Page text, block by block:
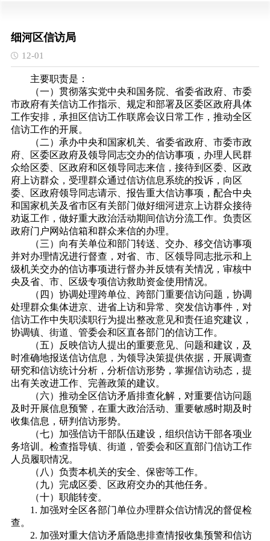
细河区信访局
12-01
主要职责是：
（一）贯彻落实党中央和国务院、省委省政府、市委
市政府有关信访工作指示、规定和部署及区委区政府具体
工作安排，承担区信访工作联席会议日常工作，推动全区
信访工作的开展。
（二）承办中央和国家机关、省委省政府、市委市政
府、区委区政府及领导同志交办的信访事项，办理人民群
众给区委、区政府和区领导同志来信，接待到区委、区政
府上访群众，受理群众通过信访信息系统的投诉，向区
委、区政府领导同志请示、报告重大信访事项，配合中央
和国家机关及省市区有关部门做好细河进京上访群众接待
劝返工作，做好重大政治活动期间信访分流工作。负责区
政府门户网站信箱和群众来信的办理。
（三）向有关单位和部门转送、交办、移交信访事项
并对办理情况进行督查，对省、市、区领导同志批示和上
级机关交办的信访事项进行督办并反馈有关情况，审核中
央及省、市、区级专项信访救助资金使用情况。
（四）协调处理跨单位、跨部门重要信访问题，协调
处理群众集体进京、进省上访和异常、突发信访事件，对
信访工作中失职渎职行为提出整改意见和责任追究建议，
协调镇、街道、管委会和区直各部门的信访工作。
（五）反映信访人提出的重要意见、问题和建议，及
时准确地报送信访信息，为领导决策提供依据，开展调查
研究和信访统计分析，分析信访形势，掌握信访动态，提
出有关改进工作、完善政策的建议。
（六）推动全区信访矛盾排查化解，对重要信访问题
及时开展信息预警，在重大政治活动、重要敏感时期及时
收集信息，研判信访形势。
（七）加强信访干部队伍建设，组织信访干部各项业
务培训。检查指导镇、街道，管委会和区直部门信访工作
人员履职情况。
（八）负责本机关的安全、保密等工作。
（九）完成区委、区政府交办的其他任务。
（十）职能转变。
1. 加强对全区各部门单位办理群众信访情况的督促检
查。
2. 加强对重大信访矛盾隐患排查情报收集预警和信访